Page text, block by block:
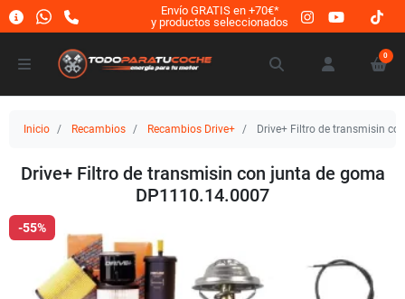
Envío GRATIS en +70€*
y productos seleccionados
0
Inicio Recambios Recambios Drive+ Drive+ Filtro de transmisin
Drive+ Filtro de transmisin con junta de goma
DP1110.14.0007
-55%